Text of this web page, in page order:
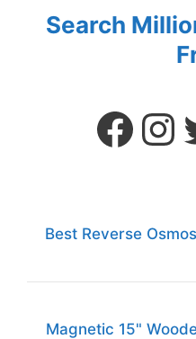
Search
Best Reverse
Magnetic 15"